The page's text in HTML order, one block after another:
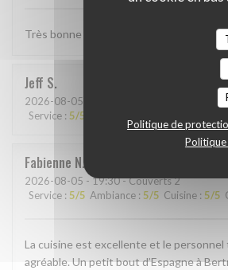
Politique de
Politique
Très bonne Paella, quantité un peu
Jeff S
2026-08-05
Service : 5/5
Fabienne N
2026-08-05 - 19:30 - Couverts 2
Service : 5/5 Ambiance : 5/5 Cuisine : 5/5
La cuisine est excellente et le
agréable. Un petit bout d’Espagne à